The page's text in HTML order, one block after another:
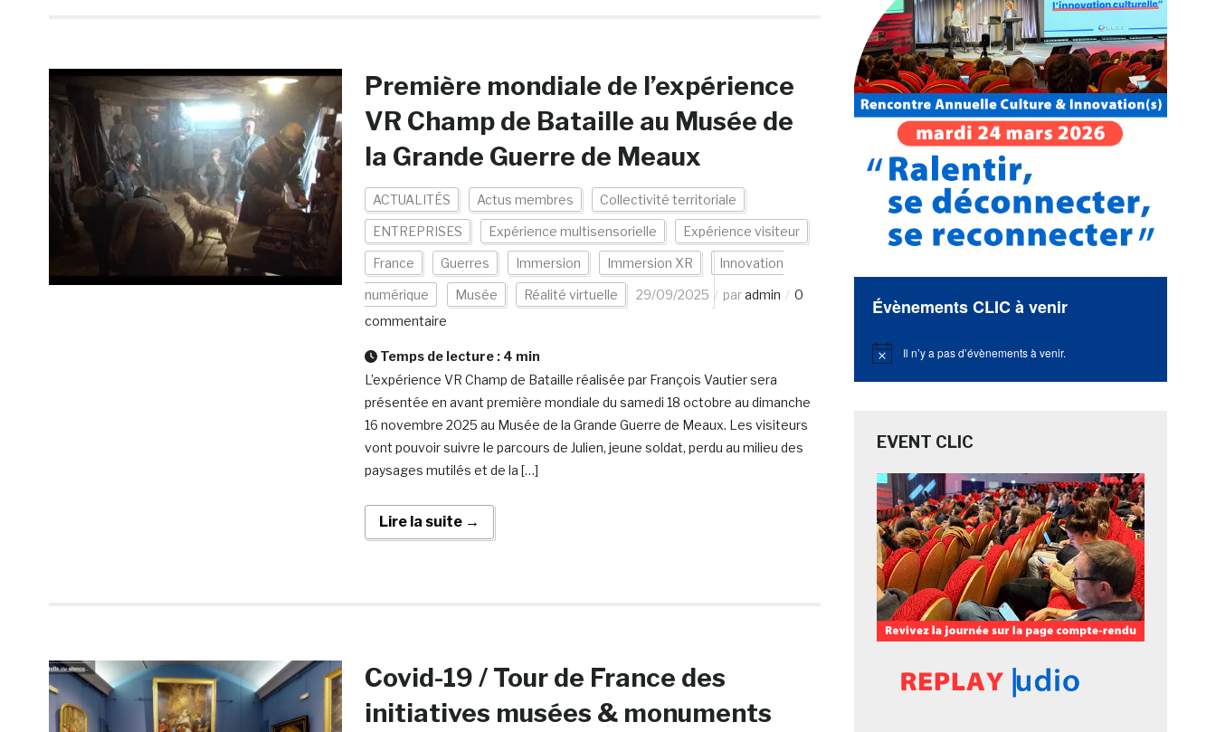
Première mondiale de l’expérience
VR Champ de Bataille au Musée de
la Grande Guerre de Meaux
ACTUALITÉS Actus membres Collectivité territoriale
ENTREPRISES Expérience multisensorielle Expérience visiteur
France Guerres Immersion Immersion XR Innovation
numérique Musée Réalité virtuelle 29/09/2025 paradmin
0
commentaire
Temps de lecture : 4 min
L’expérience VR Champ de Bataille réalisée par François Vautier sera
présentée en avant première mondiale du samedi 18 octobre au dimanche
16 novembre 2025 au Musée de la Grande Guerre de Meaux. Les visiteurs
vont pouvoir suivre le parcours de Julien, jeune soldat, perdu au milieu des
paysages mutilés et de la […]
Lire la suite →
Covid-19 / Tour de France des
initiatives musées & monuments
Évènements CLIC à venir
Notice Il n’y a pas d’évènements à venir.
EVENT CLIC